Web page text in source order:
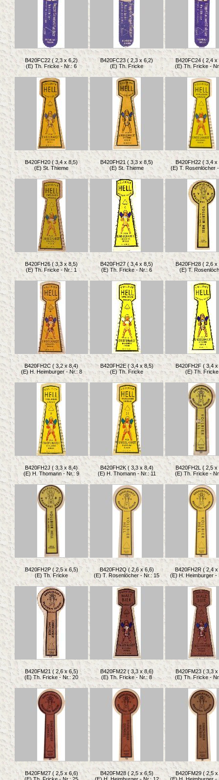
B420FC22 ( 2,3 x 6,2)
(E) Th. Fricke - Nr.: 6
B420FC23 ( 2,3 x 6,2)
(E) Th. Fricke
B420FC24 ( 2,4 x
(E) Th. Fricke -
B420FH20 ( 3,4 x 8,5)
(E) St. Thieme
B420FH21 ( 3,3 x 8,5)
(E) St. Thieme
B420FH22 ( 3,4 x
(E) T. Rosenlöcher
B420FH26 ( 3,3 x 8,5)
(E) Th. Fricke - Nr.: 1
B420FH27 ( 3,4 x 8,5)
(E) Th. Fricke - Nr.: 6
B420FH28 ( 2,6 x
(E) T.
B420FH2C ( 3,2 x 8,4)
(E) H. Heimburger - Nr.: 8
B420FH2E ( 3,4 x 8,5)
(E) Th. Fricke
B420FH2F ( 3,4 x
(E) Th. Fricke
B420FH2J ( 3,3 x 8,4)
(E) H. Thomann - Nr.: 9
B420FH2K ( 3,3 x 8,4)
(E) H. Thomann - Nr.: 11
B420FH2L ( 2,5 x
(E) Th. Fricke -
B420FH2P ( 2,5 x 6,5)
(E) Th. Fricke
B420FH2Q ( 2,6 x 6,6)
(E) T. Rosenlöcher - Nr.: 15
B420FH2R ( 2,4 x
(E) H. Heimburger -
B420FM21 ( 2,6 x 6,5)
(E) Th. Fricke - Nr.: 20
B420FM22 ( 3,3 x 8,6)
(E) Th. Fricke - Nr.: 8
B420FM23 ( 3,3 x
(E) Th. Fricke -
B420FM27 ( 2,5 x 6,6)
B420FM28 ( 2,5 x 6,5)
B420FM29 ( 2,5 x